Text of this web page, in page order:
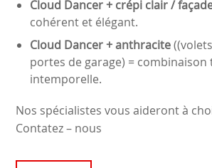
Cloud Dancer + crépi clair /
cohérent et élégant.
Cloud Dancer + anthracite
portes de garage) = combinaison
intemporelle.
Nos spécialistes vous aideront à
Contatez – nous